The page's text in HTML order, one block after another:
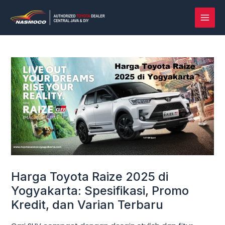
konten
Harga Toyota Raize 2025 di
Yogyakarta: Spesifikasi, Promo
Kredit, dan Varian Terbaru
navigation